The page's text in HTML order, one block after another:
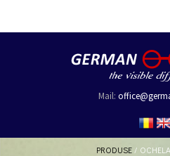
Mail:
PRODUSE /